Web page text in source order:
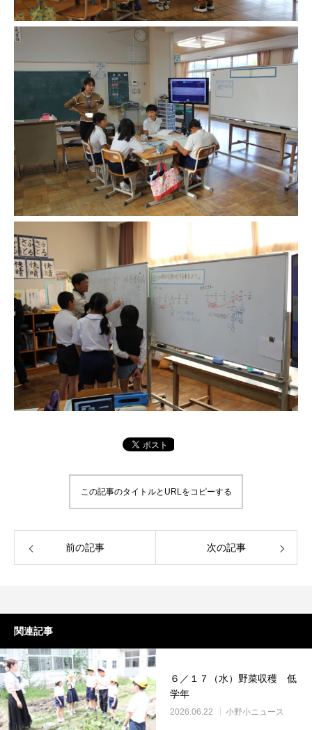
この記事のタイトルとURLをコピーする
前の記事 次の記事
関連記事
６／１７（水）野菜収穫 低
学年
2026.06.22 小野小ニュース